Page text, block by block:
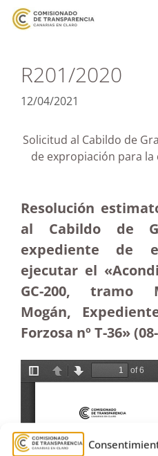
R201/2020
12/04/2021
Solicitud al Cabildo de
de expropiación para
Resolución
al Cabildo de
expediente de
ejecutar el
GC-200, tramo
Mogán,
Forzosa nº T-36»